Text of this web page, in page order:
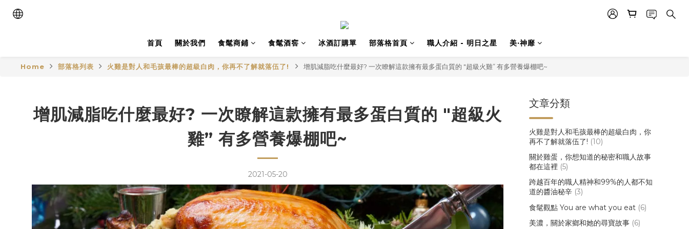
首頁 關於我們 食髦商鋪 食髦酒窖 冰酒訂購單 部落格首頁 職人介紹 - 明日之星 美·神靡
Home 部落格列表 火雞是對人和毛孩最棒的超級白肉，你再不了解就落伍了! 增肌減脂吃什麼最好? 一次瞭解這款擁有最多蛋白質的 "超級火雞” 有多營養爆棚吧~
增肌減脂吃什麼最好? 一次瞭解這款擁有最多蛋白質的 "超級火
雞” 有多營養爆棚吧~
2021-05-20
文章分類
火雞是對人和毛孩最棒的超級白肉，你
再不了解就落伍了! (10)
關於雞蛋，你想知道的秘密和職人故事
都在這裡 (5)
跨越百年的職人精神和99%的人都不知
道的醬油秘辛 (3)
食髦觀點 You are what you eat (6)
美濃，關於家鄉和她的尋寶故事 (6)